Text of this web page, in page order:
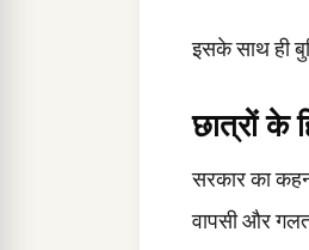
इसके साथ ही
छात्रों के
सरकार का
वापसी और